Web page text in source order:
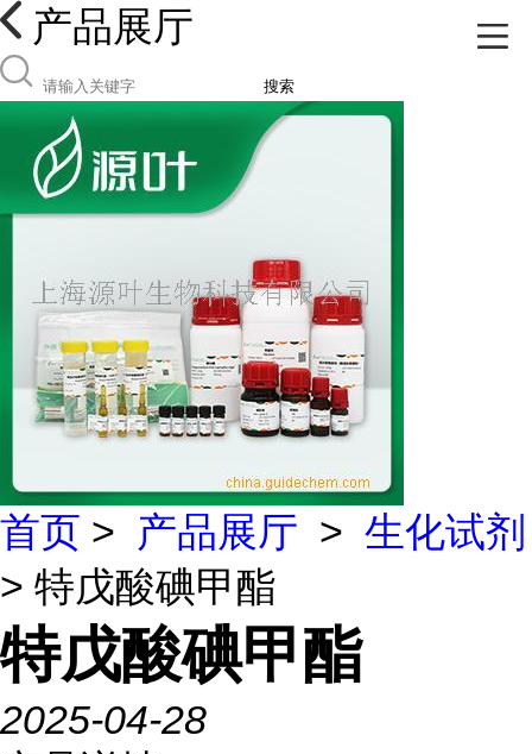
产品展厅
搜索
首页 > 产品展厅 > 生化试剂
> 特戊酸碘甲酯
特戊酸碘甲酯
2025-04-28